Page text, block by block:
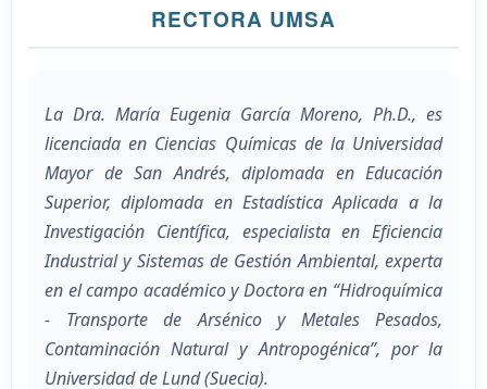
RECTORA UMSA
La Dra. María Eugenia García Moreno, Ph.D., es
licenciada en Ciencias Químicas de la Universidad
Mayor de San Andrés, diplomada en Educación
Superior, diplomada en Estadística Aplicada a la
Investigación Científica, especialista en Eficiencia
Industrial y Sistemas de Gestión Ambiental, experta
en el campo académico y Doctora en “Hidroquímica
- Transporte de Arsénico y Metales Pesados,
Contaminación Natural y Antropogénica”, por la
Universidad de Lund (Suecia).